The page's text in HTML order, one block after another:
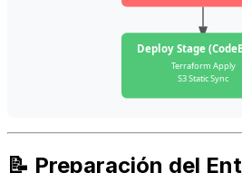
Deploy Stage
Terraform Apply
S3 Static Sync
📝 Preparación del